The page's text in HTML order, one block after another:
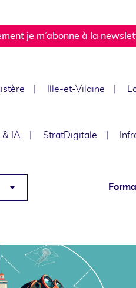
je m’abonne à la
Ille-et-Vilaine
& IA StratDigitale